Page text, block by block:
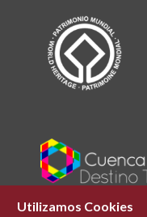
Utilizamos Cookies